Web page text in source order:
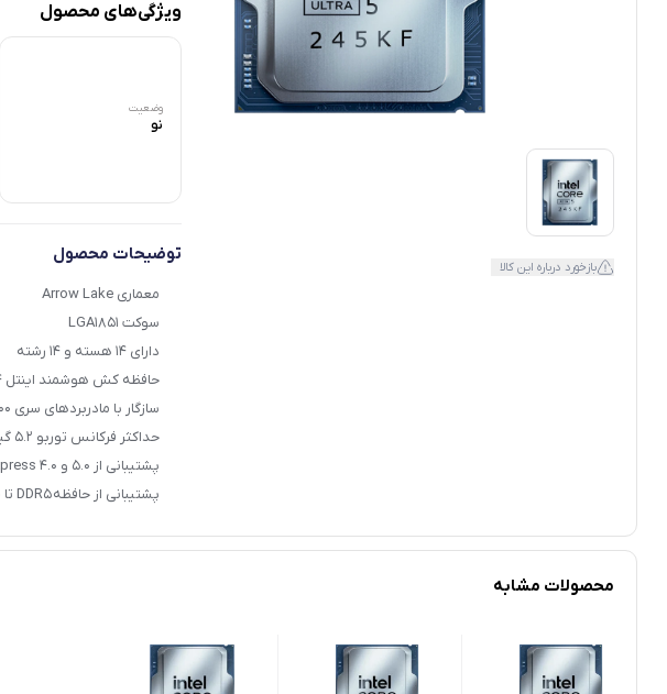
بازخورد درباره این کالا
ویژگی‌های محصول
وضعیت
نو
توضیحات محصول
معماری Arrow Lake
سوکت LGA1851
دارای ۱۴ هسته و ۱۴ رشته
حافظه کش هوشمند اینتل ۲۴ مگابایت
سازگار با مادربردهای سری ۸۰۰ اینتل
حداکثر فرکانس توربو ۵.۲ گیگاهرتز
پشتیبانی از 5.0 و PCI Express 4.0
پشتیبانی از حافظه DDR5 تا 6400 مگاهرتز
محصولات مشابه